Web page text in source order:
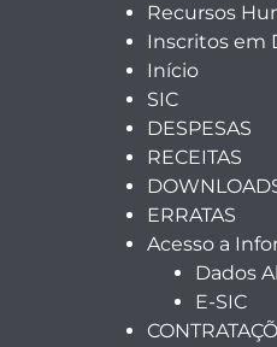
Recursos
Inscritos em
Início
SIC
DESPESAS
RECEITAS
ERRATAS
Acesso a
Dados
E-SIC